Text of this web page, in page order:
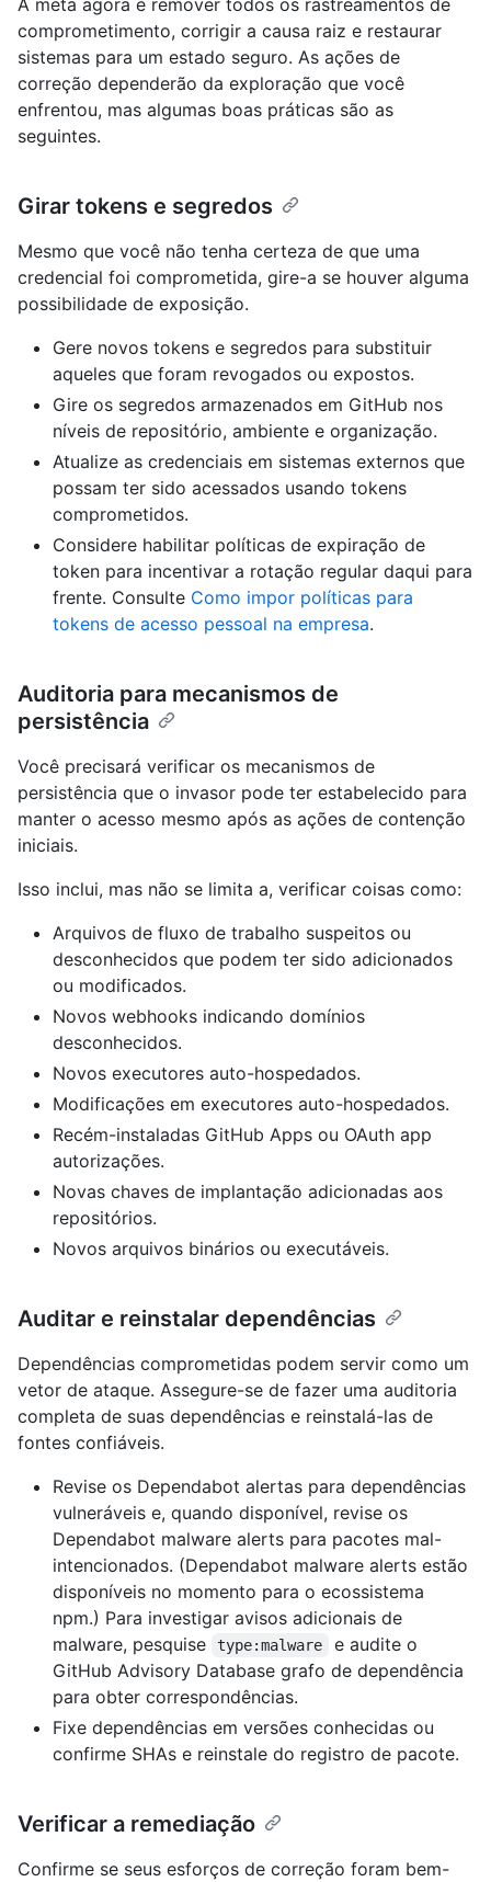
comprometimento, corrigir a causa raiz e restaurar
sistemas para um estado seguro. As ações de
correção dependerão da exploração que você
enfrentou, mas algumas boas práticas são as
seguintes.
Girar tokens e segredos
Mesmo que você não tenha certeza de que uma
credencial foi comprometida, gire-a se houver alguma
possibilidade de exposição.
Gere novos tokens e segredos para substituir
aqueles que foram revogados ou expostos.
Gire os segredos armazenados em GitHub nos
níveis de repositório, ambiente e organização.
Atualize as credenciais em sistemas externos que
possam ter sido acessados usando tokens
comprometidos.
Considere habilitar políticas de expiração de
token para incentivar a rotação regular daqui para
frente. Consulte Como impor políticas para
tokens de acesso pessoal na empresa.
Auditoria para mecanismos de
persistência
Você precisará verificar os mecanismos de
persistência que o invasor pode ter estabelecido para
manter o acesso mesmo após as ações de contenção
iniciais.
Isso inclui, mas não se limita a, verificar coisas como:
Arquivos de fluxo de trabalho suspeitos ou
desconhecidos que podem ter sido adicionados
ou modificados.
Novos webhooks indicando domínios
desconhecidos.
Novos executores auto-hospedados.
Modificações em executores auto-hospedados.
Recém-instaladas GitHub Apps ou OAuth app
autorizações.
Novas chaves de implantação adicionadas aos
repositórios.
Novos arquivos binários ou executáveis.
Auditar e reinstalar dependências
Dependências comprometidas podem servir como um
vetor de ataque. Assegure-se de fazer uma auditoria
completa de suas dependências e reinstalá-las de
fontes confiáveis.
Revise os Dependabot alertas para dependências
vulneráveis e, quando disponível, revise os
Dependabot malware alerts para pacotes mal-
intencionados. (Dependabot malware alerts estão
disponíveis no momento para o ecossistema
npm.) Para investigar avisos adicionais de
malware, pesquise
type:malware
e audite o
GitHub Advisory Database grafo de dependência
para obter correspondências.
Fixe dependências em versões conhecidas ou
confirme SHAs e reinstale do registro de pacote.
Verificar a remediação
Confirme se seus esforços de correção foram bem-